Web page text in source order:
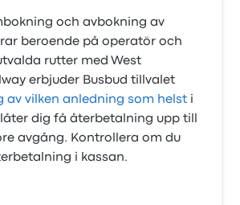
och avbokning av
beroende på operatör och
rutter med West
erbjuder Busbud tillvalet
av vilken anledning som helst i
dig få återbetalning upp till
avgång. Kontrollera om du
i kassan.